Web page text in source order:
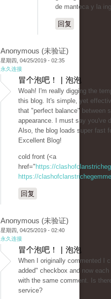
de manteca y la
回复
Anonymous (未验证)
星期四, 04/25/2019 - 02:35
永久连接
冒个泡吧！ | 泡泡
Woah! I'm really digging the
this blog. It's simple, yet
that "perfect balance" between
appearance. I must say you've
Also, the blog loads super fast
Excellent Blog!
cold front (<a
href=" https://
https://
回复
Anonymous (未验证)
星期四, 04/25/2019 - 02:40
永久连接
冒个泡吧！ | 泡泡
When I originally commented I
added" checkbox and now
with the same comment. Is
service?